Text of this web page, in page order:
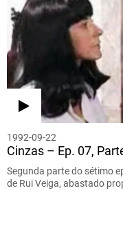
1992-09-22
Cinzas – Ep. 07,
Segunda parte do sétimo
de Rui Veiga, abastado